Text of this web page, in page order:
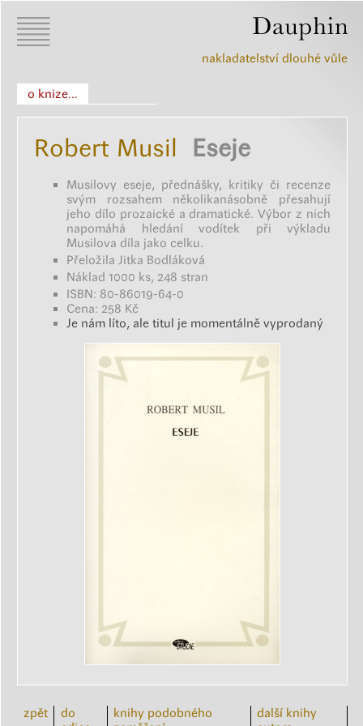
nakladatelství dlouhé vůle
o knize...
Robert Musil Eseje
Musilovy eseje, přednášky, kritiky či recenze
svým rozsahem několikanásobně přesahují
jeho dílo prozaické a dramatické. Výbor z nich
napomáhá hledání vodítek při výkladu
Musilova díla jako celku.
Přeložila Jitka Bodláková
Náklad 1000 ks, 248 stran
ISBN: 80-86019-64-0
Cena: 258 Kč
Je nám líto, ale titul je momentálně vyprodaný
zpět
do
knihy podobného
další knihy